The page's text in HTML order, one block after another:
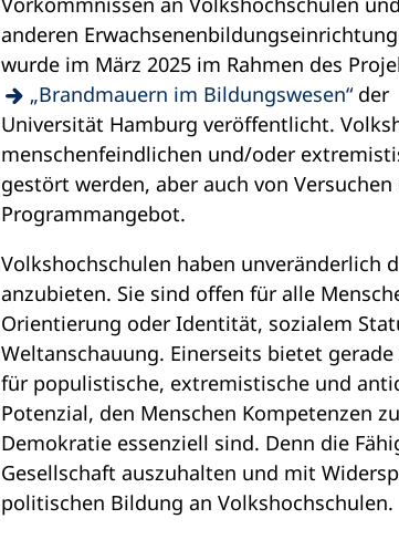
anderen
wurde im März 2025 im Rahmen des
„Brandmauern im Bildungswesen“der
Universität Hamburg veröffentlicht.
menschenfeindlichen und/oder
gestört werden, aber auch von
Programmangebot.
Volkshochschulen haben unveränderlich
anzubieten. Sie sind offen für alle
Orientierung oder Identität, sozialem
Weltanschauung. Einerseits bietet
für populistische, extremistische und
Potenzial, den Menschen Kompetenzen
Demokratie essenziell sind. Denn die
Gesellschaft auszuhalten und mit
politischen Bildung an Volkshochschulen.